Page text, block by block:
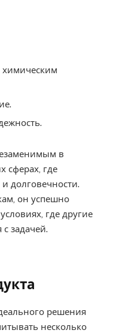
химическим
в
сферах, где
и долговечности.
он успешно
где другие
задачей.
решения
несколько